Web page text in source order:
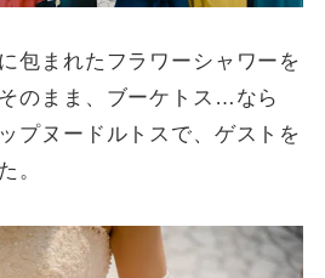
包まれたフラワーシャワーを
のまま、ブーケトス…なら
プヌードルトスで、ゲストを
。